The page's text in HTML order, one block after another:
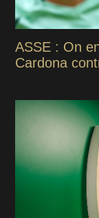
ASSE : On
Cardona